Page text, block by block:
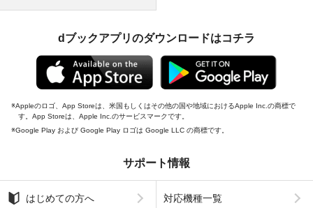
dブックアプリのダウンロードはコチラ
Appleのロゴ、App Storeは、米国もしくはその他の国や地域におけるApple Inc.の商標で
す。App Storeは、Apple Inc.のサービスマークです。
Google Play および Google Play ロゴは Google LLC の商標です。
サポート情報
はじめての方へ 対応機種一覧